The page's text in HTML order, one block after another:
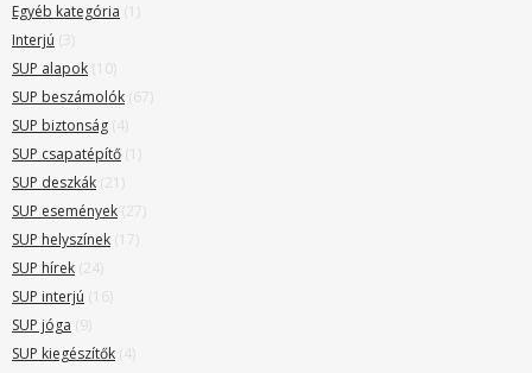
Egyéb kategória (1)
Interjú (3)
SUP alapok (10)
SUP beszámolók (67)
SUP biztonság (4)
SUP csapatépítő (1)
SUP deszkák (21)
SUP események (27)
SUP helyszínek (17)
SUP hírek (24)
SUP interjú (16)
SUP jóga (9)
SUP kiegészítők (4)